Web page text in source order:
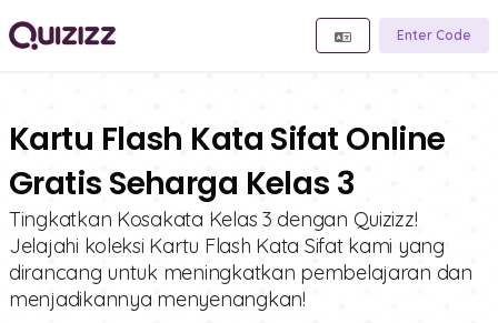
Enter Code
Kartu Flash Kata Sifat Online
Gratis Seharga Kelas 3
Tingkatkan Kosakata Kelas 3 dengan Quizizz!
Jelajahi koleksi Kartu Flash Kata Sifat kami yang
dirancang untuk meningkatkan pembelajaran dan
menjadikannya menyenangkan!